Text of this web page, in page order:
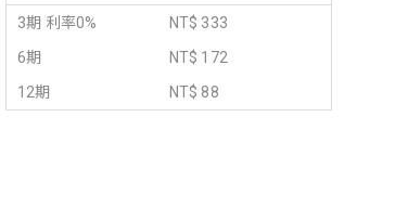
3期 利率0%
NT$ 333
6期
NT$ 172
12期
NT$ 88